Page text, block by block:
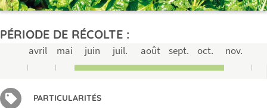
PÉRIODE DE RÉCOLTE :
avril mai juin juil. août sept. oct. nov.
PARTICULARITÉS